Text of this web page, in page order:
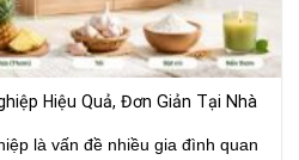
Hiệu Quả, Đơn Giản Tại Nhà
là vấn đề nhiều gia đình quan